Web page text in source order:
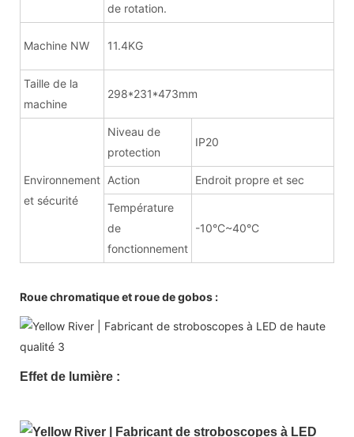
de rotation.
Machine NW 11.4KG
Taille de la
machine
298*231*473mm
Environnement
et sécurité
Niveau de
protection
IP20
Action Endroit propre et sec
Température
de
fonctionnement
-10°C~40°C
Roue chromatique et roue de gobos :
Effet de lumière :